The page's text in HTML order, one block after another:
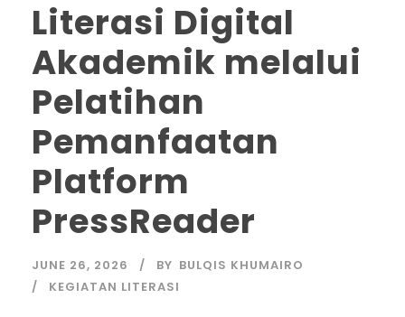
Literasi Digital
Akademik melalui
Pelatihan
Pemanfaatan
Platform
PressReader
JUNE 26, 2026 BY BULQIS KHUMAIRO
KEGIATAN LITERASI